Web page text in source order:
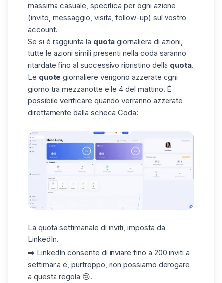
massima casuale, specifica per ogni azione
(invito, messaggio, visita, follow-up) sul vostro
account.
Se si è raggiunta la quota giornaliera di azioni,
tutte le azioni simili presenti nella coda saranno
ritardate fino al successivo ripristino della quota.
Le quote giornaliere vengono azzerate ogni
giorno tra mezzanotte e le 4 del mattino. È
possibile verificare quando verranno azzerate
direttamente dalla scheda Coda:
La quota settimanale di inviti , imposta da
LinkedIn.
➡️ LinkedIn consente di inviare fino a 200 inviti a
settimana e, purtroppo, non possiamo derogare
a questa regola 😢.